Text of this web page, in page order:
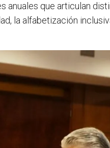
anuales que articulan
la alfabetización